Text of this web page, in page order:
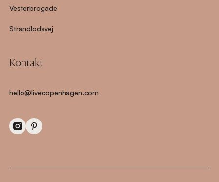
Vesterbrogade
Strandlodsvej
Kontakt
hello@livecopenhagen.com